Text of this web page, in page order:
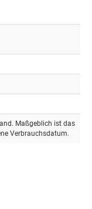
Maßgeblich ist das
Verbrauchsdatum.